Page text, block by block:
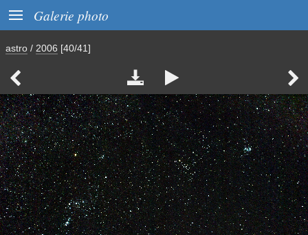
 Galerie photo
astro / 2006 [40/41]
   